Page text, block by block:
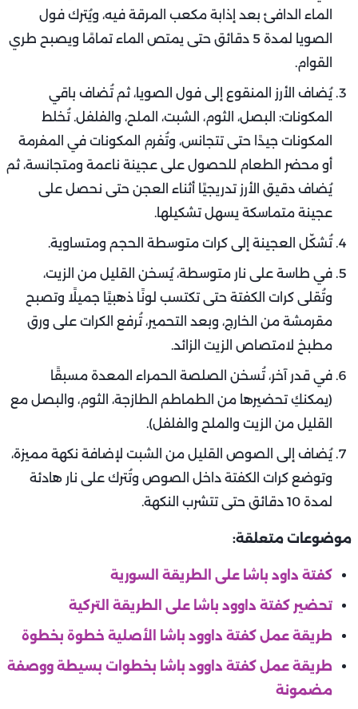
الماء الدافئ بعد إذابة مكعب المرقة فيه، ويُترك فول
الصويا لمدة 5 دقائق حتى يمتص الماء تمامًا ويصبح طري
القوام.
يُضاف الأرز المنقوع إلى فول الصويا، ثم تُضاف باقي
المكونات: البصل، الثوم، الشبت، الملح، والفلفل. تُخلط
المكونات جيدًا حتى تتجانس، وتُفرم المكونات في المفرمة
أو محضر الطعام للحصول على عجينة ناعمة ومتجانسة، ثم
يُضاف دقيق الأرز تدريجيًا أثناء العجن حتى نحصل على
عجينة متماسكة يسهل تشكيلها.
تُشكّل العجينة إلى كرات متوسطة الحجم ومتساوية.
في طاسة على نار متوسطة، يُسخن القليل من الزيت،
وتُقلى كرات الكفتة حتى تكتسب لونًا ذهبيًا جميلًا وتصبح
مقرمشة من الخارج، وبعد التحمير، تُرفع الكرات على ورق
مطبخ لامتصاص الزيت الزائد.
في قدر آخر، تُسخن الصلصة الحمراء المعدة مسبقًا
(يمكنكِ تحضيرها من الطماطم الطازجة، الثوم، والبصل مع
القليل من الزيت والملح والفلفل).
يُضاف إلى الصوص القليل من الشبت لإضافة نكهة مميزة،
وتوضع كرات الكفتة داخل الصوص وتُترك على نار هادئة
لمدة 10 دقائق حتى تتشرب النكهة.
موضوعات متعلقة:
كفتة داود باشا على الطريقة السورية
تحضير كفتة داوود باشا على الطريقة التركية
طريقة عمل كفتة داوود باشا الأصلية خطوة بخطوة
طريقة عمل كفتة داوود باشا بخطوات بسيطة ووصفة
مضمونة